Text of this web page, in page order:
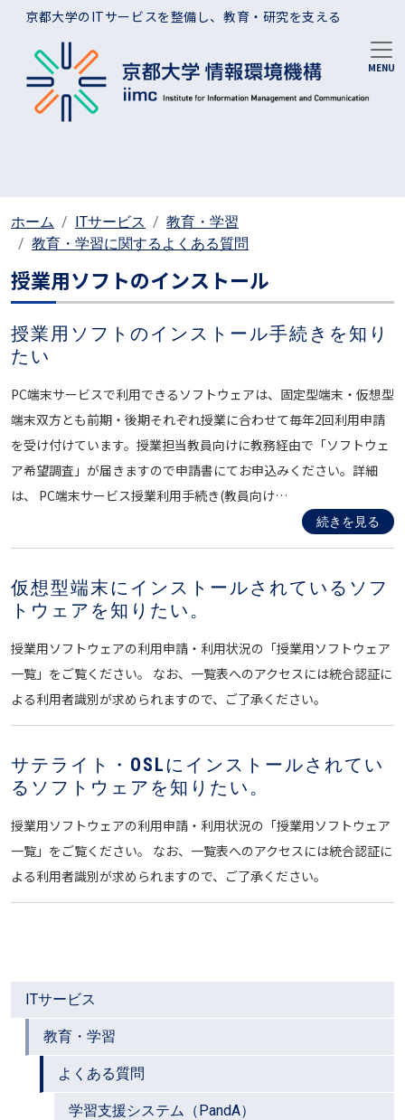
メインコンテンツに移動
京都大学のITサービスを整備し、教育・研究を支える
ホーム ITサービス
教育・学習
教育・学習に関するよくある質問
ITサービス
教育・学習
よくある質問
学習支援システム（PandA）
授業用ソフトのインストール
授業用ソフトのインストール手続きを知り
たい
PC端末サービスで利用できるソフトウェアは、固定型端末・仮想型
端末双方とも前期・後期それぞれ授業に合わせて毎年2回利用申請
を受け付けています。授業担当教員向けに教務経由で「ソフトウェ
ア希望調査」が届きますので申請書にてお申込みください。詳細
は、 PC端末サービス授業利用手続き(教員向け…
続きを見る
仮想型端末にインストールされているソフ
トウェアを知りたい。
授業用ソフトウェアの利用申請・利用状況の「授業用ソフトウェア
一覧」をご覧ください。 なお、一覧表へのアクセスには統合認証に
よる利用者識別が求められますので、ご了承ください。
サテライト・OSLにインストールされてい
るソフトウェアを知りたい。
授業用ソフトウェアの利用申請・利用状況の「授業用ソフトウェア
一覧」をご覧ください。 なお、一覧表へのアクセスには統合認証に
よる利用者識別が求められますので、ご了承ください。